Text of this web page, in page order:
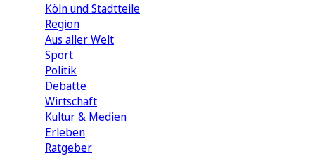
Köln und Stadtteile
Region
Aus aller Welt
Sport
Politik
Debatte
Wirtschaft
Kultur & Medien
Erleben
Ratgeber